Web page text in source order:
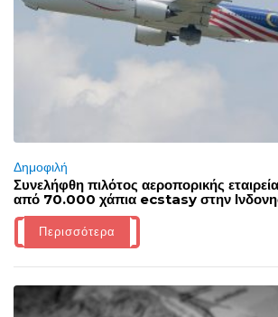
Δημοφιλή
Συνελήφθη πιλότος αεροπορικής
από 70.000 χάπια ecstasy στην
Περισσότερα